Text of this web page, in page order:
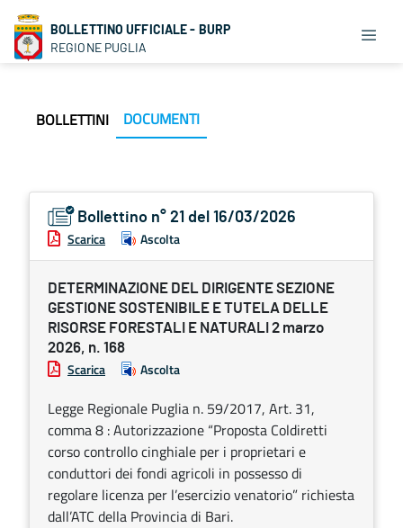
BOLLETTINO UFFICIALE - BURP
REGIONE PUGLIA
BOLLETTINI DOCUMENTI
Bollettino n° 21 del 16/03/2026
Scarica Ascolta
DETERMINAZIONE DEL DIRIGENTE SEZIONE
GESTIONE SOSTENIBILE E TUTELA DELLE
RISORSE FORESTALI E NATURALI 2 marzo
2026, n. 168
Scarica Ascolta
Legge Regionale Puglia n. 59/2017, Art. 31,
comma 8 : Autorizzazione “Proposta Coldiretti
corso controllo cinghiale per i proprietari e
conduttori dei fondi agricoli in possesso di
regolare licenza per l’esercizio venatorio” richiesta
dall’ATC della Provincia di Bari.